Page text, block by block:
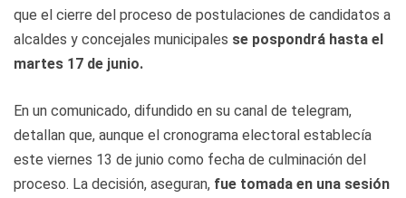
que el cierre del proceso de postulaciones de candidatos a
alcaldes y concejales municipales se pospondrá hasta el
martes 17 de junio.
En un comunicado, difundido en su canal de telegram,
detallan que, aunque el cronograma electoral establecía
este viernes 13 de junio como fecha de culminación del
proceso. La decisión, aseguran, fue tomada en una sesión